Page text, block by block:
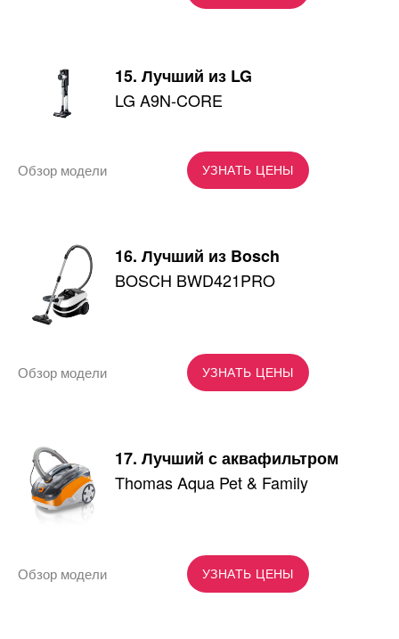
15. Лучший из LG
LG A9N-CORE
УЗНАТЬ ЦЕНЫ
Обзор модели
16. Лучший из Bosch
BOSCH BWD421PRO
УЗНАТЬ ЦЕНЫ
Обзор модели
17. Лучший с аквафильтром
Thomas Aqua Pet & Family
УЗНАТЬ ЦЕНЫ
Обзор модели